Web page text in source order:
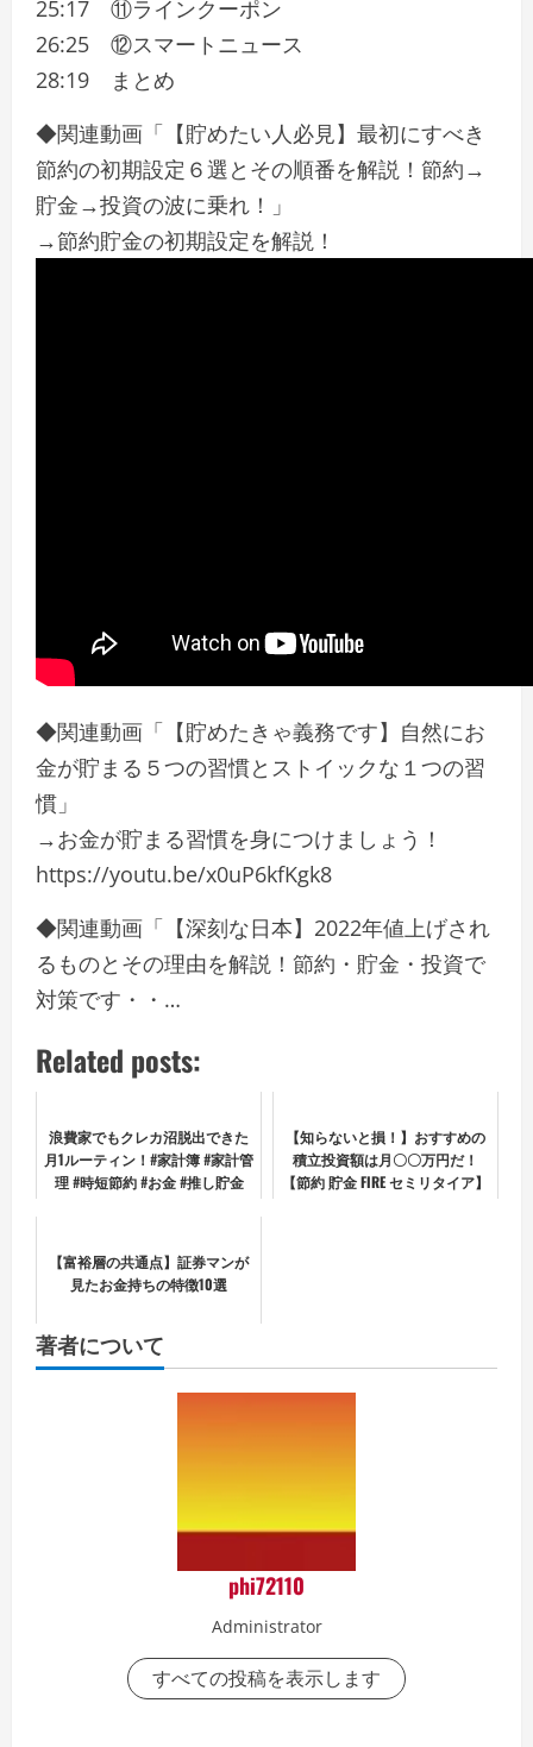
25:17 ⑪ラインクーポン
26:25 ⑫スマートニュース
28:19 まとめ
◆関連動画「【貯めたい人必見】最初にすべき
節約の初期設定６選とその順番を解説！節約→
貯金→投資の波に乗れ！」
→節約貯金の初期設定を解説！
◆関連動画「【貯めたきゃ義務です】自然にお
金が貯まる５つの習慣とストイックな１つの習
慣」
→お金が貯まる習慣を身につけましょう！
https://youtu.be/x0uP6kfKgk8
◆関連動画「【深刻な日本】2022年値上げされ
るものとその理由を解説！節約・貯金・投資で
対策です・・…
Related posts:
浪費家でもクレカ沼脱出できた
月1ルーティン！#家計簿 #家計管
理 #時短節約 #お金 #推し貯金
【知らないと損！】おすすめの
積立投資額は月〇〇万円だ！
【節約 貯金 FIRE セミリタイア】
【富裕層の共通点】証券マンが
見たお金持ちの特徴10選
著者について
phi72110
Administrator
すべての投稿を表示します